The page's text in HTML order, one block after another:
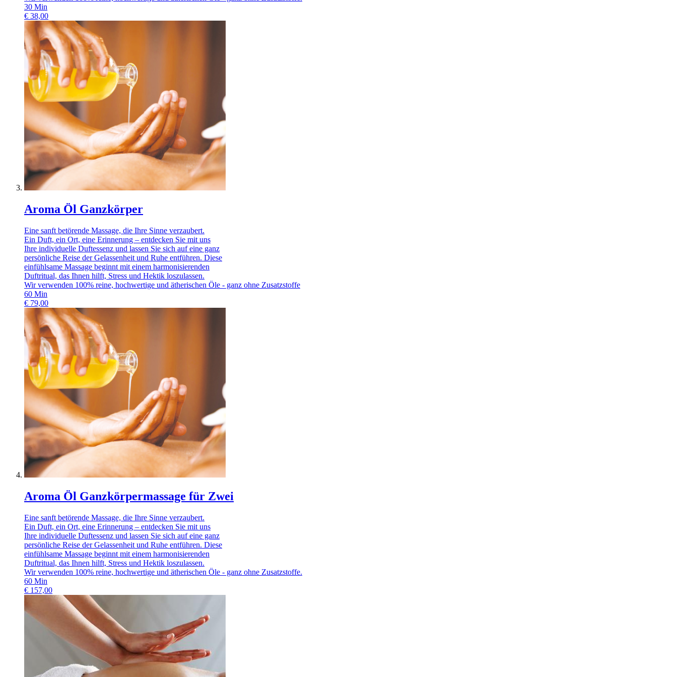
30 Min
€ 38,00
Aroma Öl Ganzkörper
Eine sanft betörende Massage, die Ihre Sinne verzaubert.
Ein Duft, ein Ort, eine Erinnerung – entdecken Sie mit uns
Ihre individuelle Duftessenz und lassen Sie sich auf eine ganz
persönliche Reise der Gelassenheit und Ruhe entführen. Diese
einfühlsame Massage beginnt mit einem harmonisierenden
Duftritual, das Ihnen hilft, Stress und Hektik loszulassen.
Wir verwenden 100% reine, hochwertige und ätherischen Öle - ganz ohne Zusatzstoffe
60 Min
€ 79,00
Aroma Öl Ganzkörpermassage für Zwei
Eine sanft betörende Massage, die Ihre Sinne verzaubert.
Ein Duft, ein Ort, eine Erinnerung – entdecken Sie mit uns
Ihre individuelle Duftessenz und lassen Sie sich auf eine ganz
persönliche Reise der Gelassenheit und Ruhe entführen. Diese
einfühlsame Massage beginnt mit einem harmonisierenden
Duftritual, das Ihnen hilft, Stress und Hektik loszulassen.
Wir verwenden 100% reine, hochwertige und ätherischen Öle - ganz ohne Zusatzstoffe.
60 Min
€ 157,00